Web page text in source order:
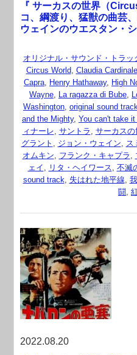
『 サーカスの世界（
コ、綱渡り、猛獣の曲芸
ウェインのウエスタン・
オリジナル・サウンド・トラッ
Circus World, Claudia Cardinale
Capra, Henry Hathaway, High
Wayne, La ragazza di Bube,
Washington, original sound
and the Mighty, You can't take
ィナーレ, サントラ , サーカスの
グラント , ジョン・ウェイン, ス
オムキン, フランク・キャプラ ,
ェイ , リタ・ヘイワース, 不滅
sound track, 失はれた地平線,
闘,
2022.08.20